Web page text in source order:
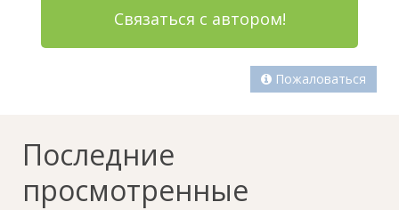
Связаться с автором!
Пожаловаться
Последние
просмотренные